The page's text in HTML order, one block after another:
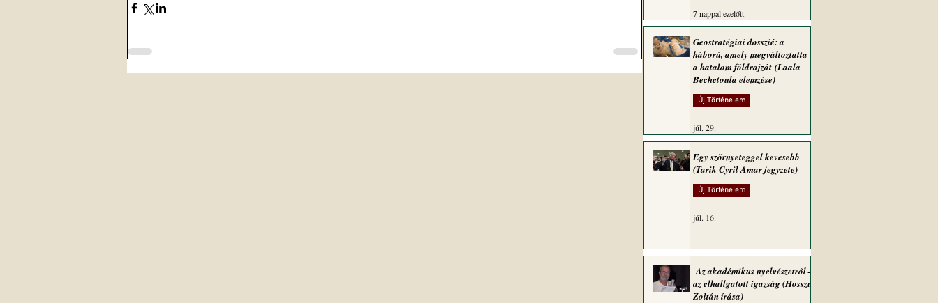
7 nappal ezelőtt
Geostratégiai dosszié: a
háború, amely megváltoztatta
a hatalom földrajzát (Laala
Bechetoula elemzése)
Új Történelem
júl. 29.
Egy szörnyeteggel kevesebb
(Tarik Cyril Amar jegyzete)
Új Történelem
júl. 16.
Az akadémikus nyelvészetről –
az elhallgatott igazság (Hosszú
Zoltán írása)